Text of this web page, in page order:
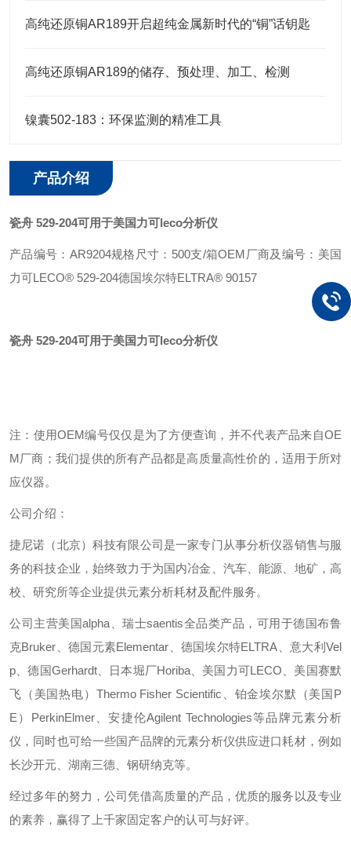
高纯还原铜AR189开启超纯金属新时代的“铜”话钥匙
高纯还原铜AR189的储存、预处理、加工、检测
镍囊502-183：环保监测的精准工具
产品介绍
瓷舟 529-204可用于美国力可leco分析仪
产品编号：AR9204规格尺寸：500支/箱OEM厂商及编号： 美国
力可LECO® 529-204德国埃尔特ELTRA® 90157
瓷舟 529-204可用于美国力可leco分析仪
注：使用OEM编号仅仅是为了方便查询，并不代表产品来自OE
M厂商；我们提供的所有产品都是高质量高性价的，适用于所对
应仪器。
公司介绍：
捷尼诺（北京）科技有限公司是一家专门从事分析仪器销售与服
务的科技企业，始终致力于为国内冶金、汽车、能源、地矿，高
校、研究所等企业提供元素分析耗材及配件服务。
公司主营美国alpha、瑞士saentis全品类产品，可用于德国布鲁
克Bruker、德国元素Elementar、德国埃尔特ELTRA、意大利Vel
p、德国Gerhardt、日本堀厂Horiba、美国力可LECO、美国赛默
飞（美国热电）Thermo Fisher Scientific、铂金埃尔默（美国P
E）PerkinElmer、安捷伦Agilent Technologies等品牌元素分析
仪，同时也可给一些国产品牌的元素分析仪供应进口耗材，例如
长沙开元、湖南三德、钢研纳克等。
经过多年的努力，公司凭借高质量的产品，优质的服务以及专业
的素养，赢得了上千家固定客户的认可与好评。